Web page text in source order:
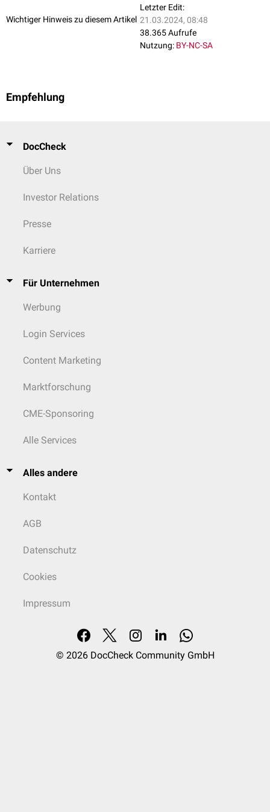
Wichtiger Hinweis zu diesem Artikel
Letzter Edit:
21.03.2024, 08:48
38.365 Aufrufe
Nutzung: BY-NC-SA
Empfehlung
DocCheck
Über Uns
Investor Relations
Presse
Karriere
Für Unternehmen
Werbung
Login Services
Content Marketing
Marktforschung
CME-Sponsoring
Alle Services
Alles andere
Kontakt
AGB
Datenschutz
Cookies
Impressum
© 2026 DocCheck Community GmbH